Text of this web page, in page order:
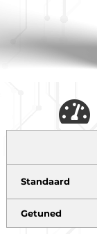
Standaard
Getuned